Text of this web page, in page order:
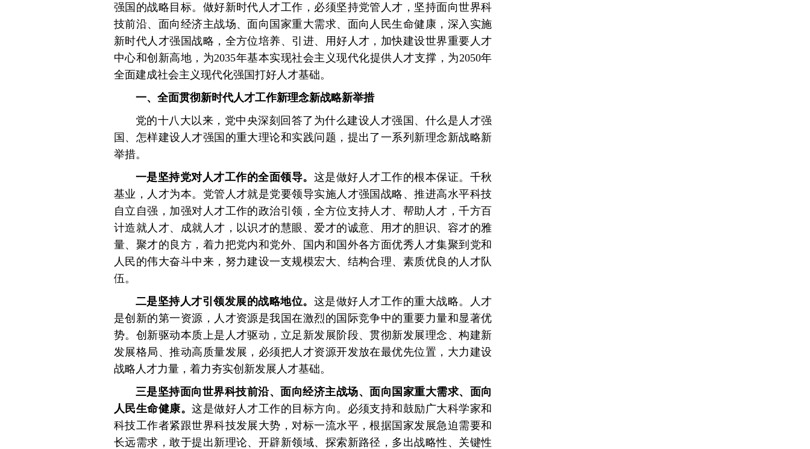
强国的战略目标。做好新时代人才工作，必须坚持党管人才，坚持面向世界科
技前沿、面向经济主战场、面向国家重大需求、面向人民生命健康，深入实施
新时代人才强国战略，全方位培养、引进、用好人才，加快建设世界重要人才
中心和创新高地，为2035年基本实现社会主义现代化提供人才支撑，为2050年
全面建成社会主义现代化强国打好人才基础。
一、全面贯彻新时代人才工作新理念新战略新举措
党的十八大以来，党中央深刻回答了为什么建设人才强国、什么是人才强
国、怎样建设人才强国的重大理论和实践问题，提出了一系列新理念新战略新
举措。
一是坚持党对人才工作的全面领导。 这是做好人才工作的根本保证。千秋
基业，人才为本。党管人才就是党要领导实施人才强国战略、推进高水平科技
自立自强，加强对人才工作的政治引领，全方位支持人才、帮助人才，千方百
计造就人才、成就人才，以识才的慧眼、爱才的诚意、用才的胆识、容才的雅
量、聚才的良方，着力把党内和党外、国内和国外各方面优秀人才集聚到党和
人民的伟大奋斗中来，努力建设一支规模宏大、结构合理、素质优良的人才队
伍。
二是坚持人才引领发展的战略地位。 这是做好人才工作的重大战略。人才
是创新的第一资源，人才资源是我国在激烈的国际竞争中的重要力量和显著优
势。创新驱动本质上是人才驱动，立足新发展阶段、贯彻新发展理念、构建新
发展格局、推动高质量发展，必须把人才资源开发放在最优先位置，大力建设
战略人才力量，着力夯实创新发展人才基础。
三是坚持面向世界科技前沿、面向经济主战场、面向国家重大需求、面向
人民生命健康。这是做好人才工作的目标方向。必须支持和鼓励广大科学家和
科技工作者紧跟世界科技发展大势，对标一流水平，根据国家发展急迫需要和
长远需求，敢于提出新理论、开辟新领域、探索新路径，多出战略性、关键性